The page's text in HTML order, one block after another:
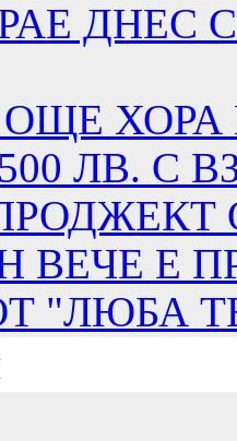
ДНЕС
ХОРА
ЛВ. С
ВЕЧЕ Е
"ЛЮБА